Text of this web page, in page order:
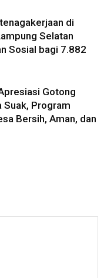
di
Selatan
Sosial bagi 7.882
Gotong
Suak, Program
Bersih, Aman, dan